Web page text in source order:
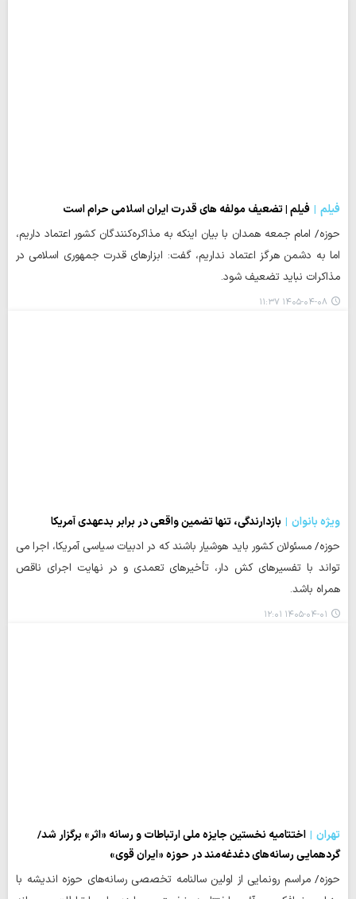
فیلم
فیلم | تضعیف مولفه های قدرت ایران اسلامی حرام است
حوزه/ امام جمعه همدان با بیان اینکه به مذاکره‌کنندگان کشور اعتماد داریم،
اما به دشمن هرگز اعتماد نداریم، گفت: ابزارهای قدرت جمهوری اسلامی در
مذاکرات نباید تضعیف شود.
۱۴۰۵-۰۴-۰۸ ۱۱:۳۷
ویژه بانوان
بازدارندگی، تنها تضمین واقعی در برابر بدعهدی آمریکا
حوزه/ مسئولان کشور باید هوشیار باشند که در ادبیات سیاسی آمریکا، اجرا می
تواند با تفسیرهای کش دار، تأخیرهای تعمدی و در نهایت اجرای ناقص
همراه باشد.
۱۴۰۵-۰۴-۰۱ ۱۲:۰۱
تهران
اختتامیه نخستین جایزه ملی ارتباطات و رسانه «اثر» برگزار شد/
گردهمایی رسانه‌های دغدغه‌مند در حوزه «ایران قوی»
حوزه/ مراسم رونمایی از اولین سالنامه تخصصی رسانه‌های حوزه اندیشه با